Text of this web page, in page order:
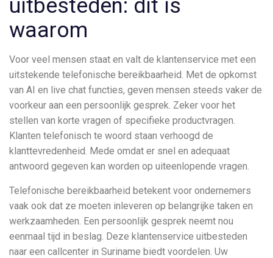
uitbesteden: dit is
waarom
Voor veel mensen staat en valt de klantenservice met een
uitstekende telefonische bereikbaarheid. Met de opkomst
van AI en live chat functies, geven mensen steeds vaker de
voorkeur aan een persoonlijk gesprek. Zeker voor het
stellen van korte vragen of specifieke productvragen.
Klanten telefonisch te woord staan verhoogd de
klanttevredenheid. Mede omdat er snel en adequaat
antwoord gegeven kan worden op uiteenlopende vragen.
Telefonische bereikbaarheid betekent voor ondernemers
vaak ook dat ze moeten inleveren op belangrijke taken en
werkzaamheden. Een persoonlijk gesprek neemt nou
eenmaal tijd in beslag. Deze klantenservice uitbesteden
naar een callcenter in Suriname biedt voordelen. Uw